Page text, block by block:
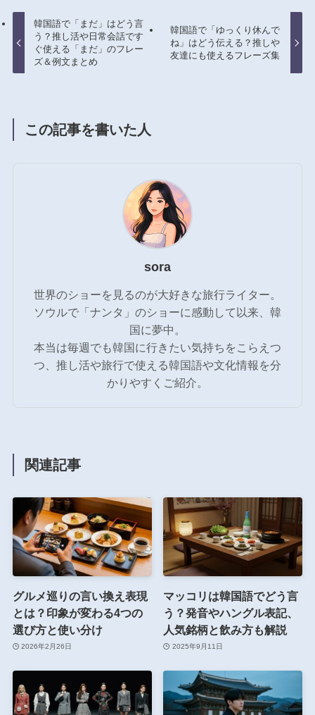
韓国語で「まだ」はどう言
う？推し活や日常会話です
ぐ使える「まだ」のフレー
ズ＆例文まとめ
韓国語で「ゆっくり休んで
ね」はどう伝える？推しや
友達にも使えるフレーズ集
この記事を書いた人
sora
世界のショーを見るのが大好きな旅行ライター。
ソウルで「ナンタ」のショーに感動して以来、韓
国に夢中。
本当は毎週でも韓国に行きたい気持ちをこらえつ
つ、推し活や旅行で使える韓国語や文化情報を分
かりやすくご紹介。
関連記事
グルメ巡りの言い換え表現
とは？印象が変わる4つの
選び方と使い分け
2026年2月26日
マッコリは韓国語でどう言
う？発音やハングル表記、
人気銘柄と飲み方も解説
2025年9月11日